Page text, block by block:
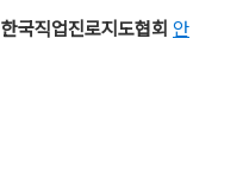
한국직업진로지도협회 안